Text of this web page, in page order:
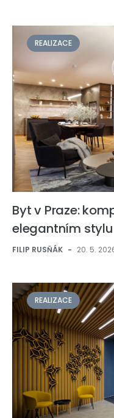
REALIZACE
Byt v Praze:
elegantním stylu
FILIP RUSŇÁK - 20. 5.
REALIZACE